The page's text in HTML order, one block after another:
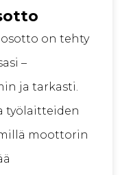
on tehty
–
ja tarkasti.
työlaitteiden
moottorin